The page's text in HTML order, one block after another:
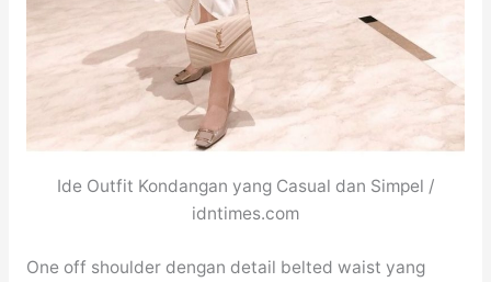
Ide Outfit Kondangan yang Casual dan Simpel /
idntimes.com
One off shoulder dengan detail belted waist yang